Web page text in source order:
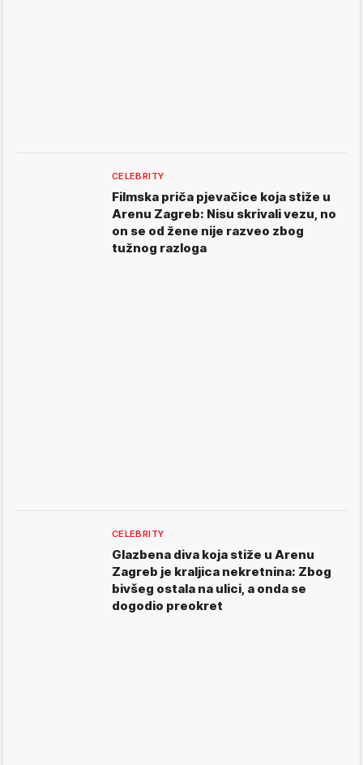
CELEBRITY
Filmska priča pjevačice koja stiže u
Arenu Zagreb: Nisu skrivali vezu, no
on se od žene nije razveo zbog
tužnog razloga
CELEBRITY
Glazbena diva koja stiže u Arenu
Zagreb je kraljica nekretnina: Zbog
bivšeg ostala na ulici, a onda se
dogodio preokret